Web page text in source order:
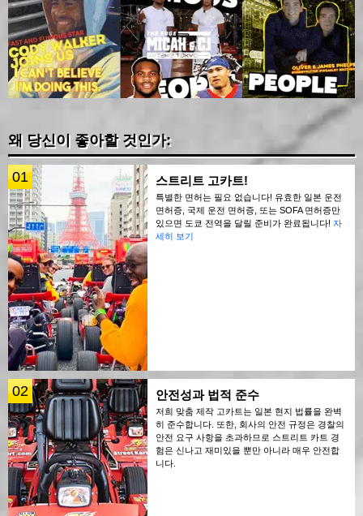
왜 당신이 좋아할 것인가:
01 스트리트 고카트!
특별한 면허는 필요 없습니다! 유효한 일본 운전
면허증, 국제 운전 면허증, 또는 SOFA 면허증만
있으면 도쿄 전역을 달릴 준비가 완료됩니다! 자
세히 보기
02 안전성과 법적 준수
저희 맞춤 제작 고카트는 일본 현지 법률을 완벽
히 준수합니다. 또한, 회사의 안전 규정은 경찰의
안전 요구 사항을 초과하므로 스트리트 카트 경
험은 신나고 재미있을 뿐만 아니라 매우 안전합
니다.